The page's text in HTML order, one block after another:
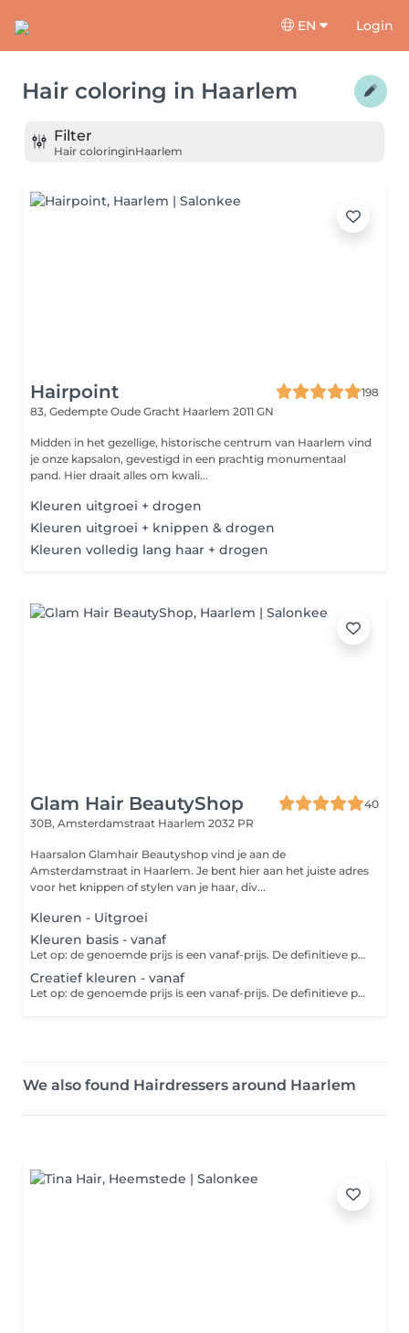
EN Login
Hair coloring in Haarlem
Filter
Hair coloringinHaarlem
Hairpoint
198
83, Gedempte Oude Gracht Haarlem 2011 GN
Midden in het gezellige, historische centrum van Haarlem vind
je onze kapsalon, gevestigd in een prachtig monumentaal
pand. Hier draait alles om kwali...
Kleuren uitgroei + drogen
Kleuren uitgroei + knippen & drogen
Kleuren volledig lang haar + drogen
Glam Hair BeautyShop
40
30B, Amsterdamstraat Haarlem 2032 PR
Haarsalon Glamhair Beautyshop vind je aan de
Amsterdamstraat in Haarlem. Je bent hier aan het juiste adres
voor het knippen of stylen van je haar, div...
Kleuren - Uitgroei
Kleuren basis - vanaf
Let op: de genoemde prijs is een vanaf-prijs. De definitieve prijs is afhankelijk van de lengte, dikte en kwaliteit van je haar. Het eventuele prijsverschil wordt verrekend in de salon.
Creatief kleuren - vanaf
Let op: de genoemde prijs is een vanaf-prijs. De definitieve prijs is afhankelijk van de lengte, dikte en kwaliteit van je haar. Het eventuele prijsverschil wordt verrekend in de salon.
We also found Hairdressers around Haarlem